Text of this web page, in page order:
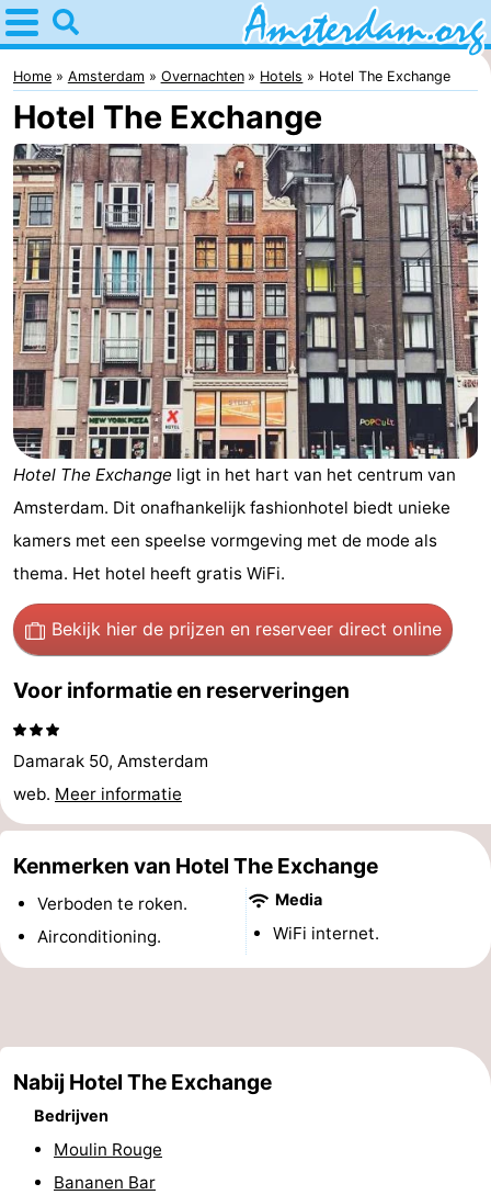
Home
Amsterdam
Reisplan
Voor
kinderen
Voor
jongeren
Gratis
Overnachten
Appartementen
Bed
(&
breakfasts)
Campings
Hotels
Vakantiehuizen
-
Bos
minutes
Musea
Zien
&
doen
Bezienswaardigheden
-
Kerken
Uitkijkpunten
Attracties
Home Amsterdam Overnachten Hotels Hotel The Exchange
Hotel The Exchange
Hotel The Exchange ligt in het hart van het centrum van
Amsterdam. Dit onafhankelijk fashionhotel biedt unieke
kamers met een speelse vormgeving met de mode als
thema. Het hotel heeft gratis WiFi.
Bekijk hier de prijzen en reserveer direct online
Voor informatie en reserveringen
Damarak 50, Amsterdam
web. Meer informatie
Kenmerken van Hotel The Exchange
Verboden te roken.
Airconditioning.
Media
WiFi internet.
Nabij Hotel The Exchange
Bedrijven
Moulin Rouge
Bananen Bar